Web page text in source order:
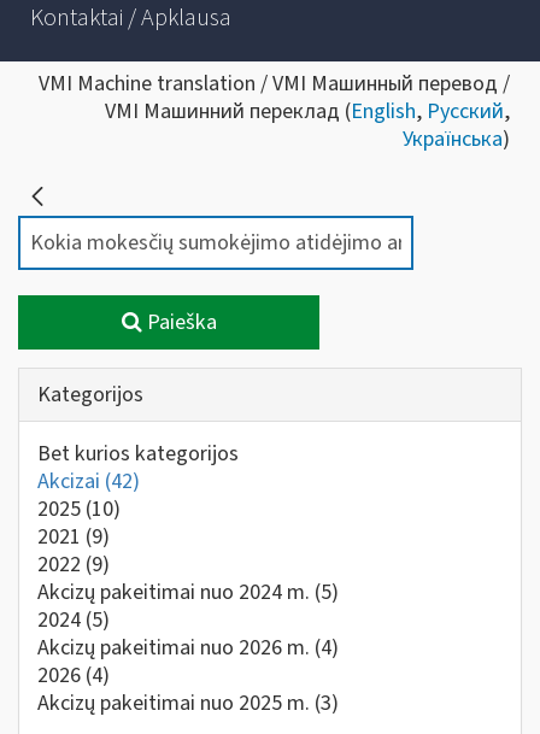
Kontaktai / Apklausa
VMI Machine translation / VMI Машинный перевод /
VMI Машинний переклад (English, Русский,
Українська)
Paieška
Kategorijos
Bet kurios kategorijos
Akcizai (42)
2025 (10)
2021 (9)
2022 (9)
Akcizų pakeitimai nuo 2024 m. (5)
2024 (5)
Akcizų pakeitimai nuo 2026 m. (4)
2026 (4)
Akcizų pakeitimai nuo 2025 m. (3)